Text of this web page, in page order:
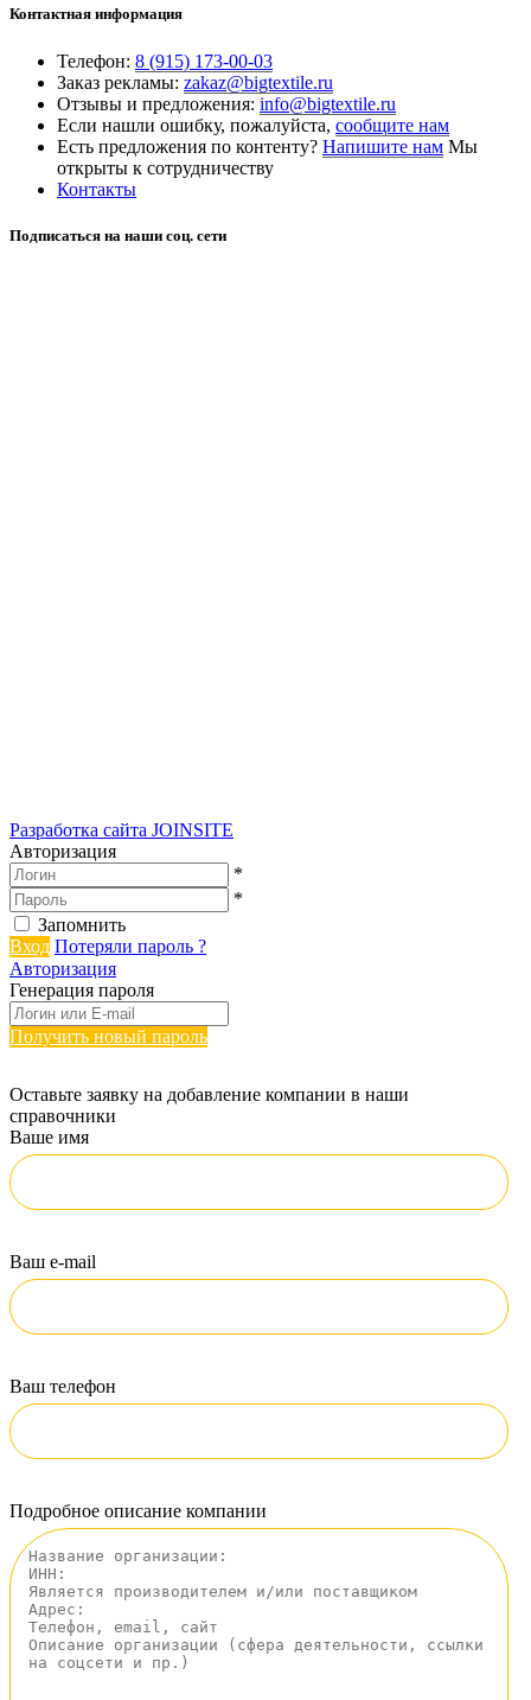
Контактная информация
Телефон: 8 (915) 173-00-03
Заказ рекламы: zakaz@bigtextile.ru
Отзывы и предложения: info@bigtextile.ru
Если нашли ошибку, пожалуйста, сообщите нам
Есть предложения по контенту? Напишите нам Мы
открыты к сотрудничеству
Контакты
Подписаться на наши соц. сети
Разработка сайта JOINSITE
Авторизация
*
*
Запомнить
Вход Потеряли пароль ?
Авторизация
Генерация пароля
Получить новый пароль
Оставьте заявку на добавление компании в наши
справочники
Ваше имя
Ваш e-mail
Ваш телефон
Подробное описание компании